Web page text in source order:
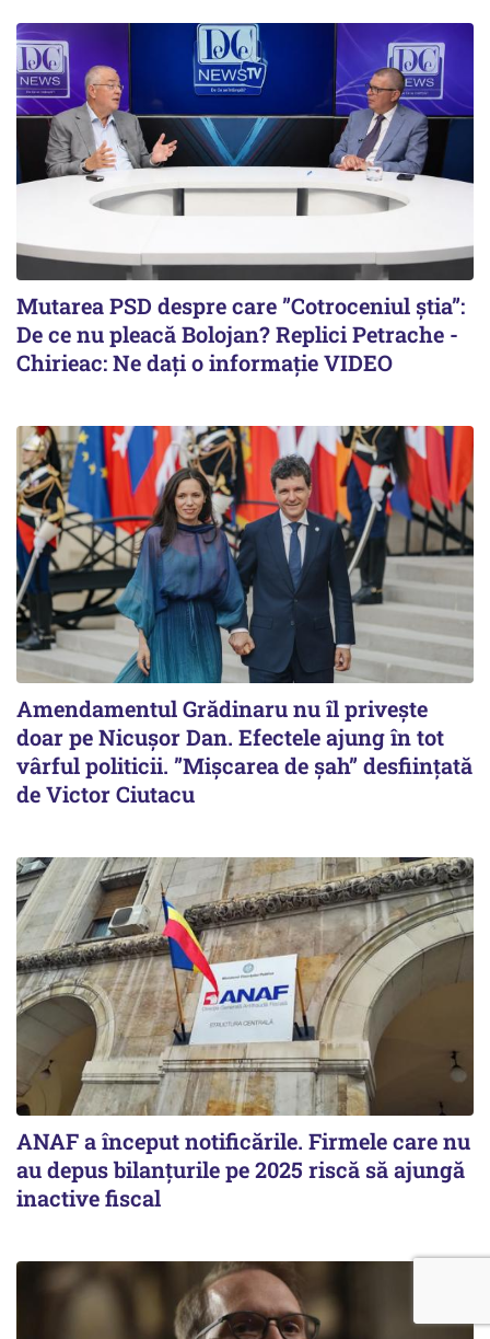
Mutarea PSD despre care ”Cotroceniul știa”:
De ce nu pleacă Bolojan? Replici Petrache -
Chirieac: Ne dați o informație VIDEO
Amendamentul Grădinaru nu îl privește
doar pe Nicușor Dan. Efectele ajung în tot
vârful politicii. ”Mișcarea de șah” desființată
de Victor Ciutacu
ANAF a început notificările. Firmele care nu
au depus bilanțurile pe 2025 riscă să ajungă
inactive fiscal